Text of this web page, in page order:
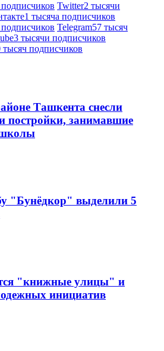
Twitter2 тысячи
1 тысяча подписчиков
Telegram57 тысяч
3 тысячи подписчиков
тысяч подписчиков
Ташкента снесли
постройки, занимавшие
школы
"Бунёдкор" выделили 5
"книжные улицы" и
инициатив